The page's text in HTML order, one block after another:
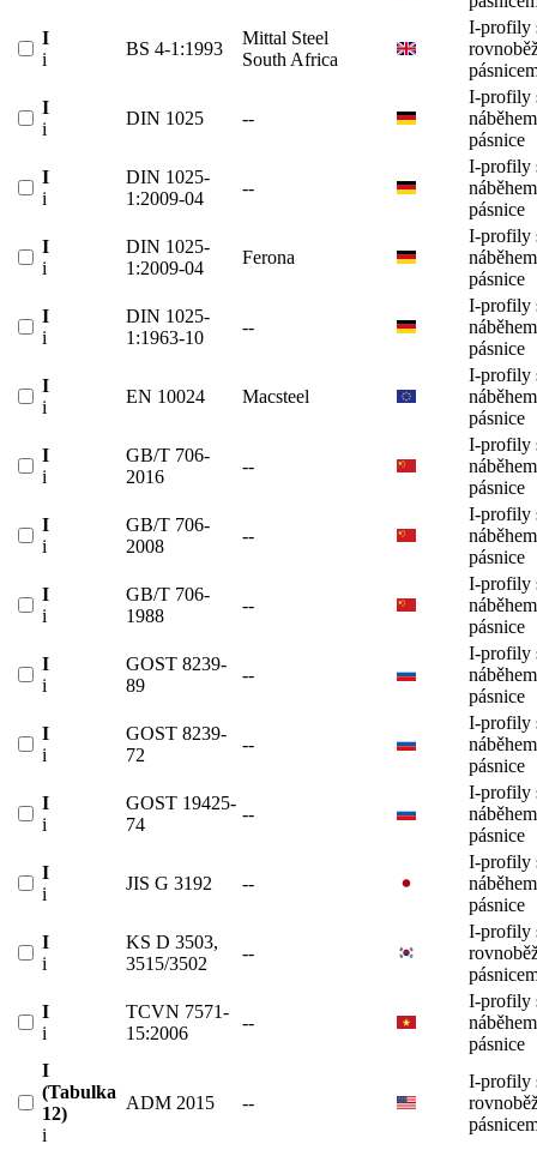
I
i
BS 4-1:1993
Mittal Steel
South Africa
I-profily
I
i
DIN 1025 --
I-profily
náběhem
pásnice
I
i
DIN 1025-
1:2009-04
--
I-profily
náběhem
pásnice
I
i
DIN 1025-
1:2009-04
Ferona
I-profily
náběhem
pásnice
I
i
DIN 1025-
1:1963-10
--
I-profily
náběhem
pásnice
I
i
EN 10024 Macsteel
I-profily
náběhem
pásnice
I
i
GB/T 706-
2016
--
I-profily
náběhem
pásnice
I
i
GB/T 706-
2008
--
I-profily
náběhem
pásnice
I
i
GB/T 706-
1988
--
I-profily
náběhem
pásnice
I
i
GOST 8239-
89
--
I-profily
náběhem
pásnice
I
i
GOST 8239-
72
--
I-profily
náběhem
pásnice
I
i
GOST 19425-
74
--
I-profily
náběhem
pásnice
I
i
JIS G 3192 --
I-profily
náběhem
pásnice
I
i
KS D 3503,
3515/3502
--
I-profily
I
i
TCVN 7571-
15:2006
--
I-profily
náběhem
pásnice
I
(Tabulka
12)
i
ADM 2015 --
I-profily